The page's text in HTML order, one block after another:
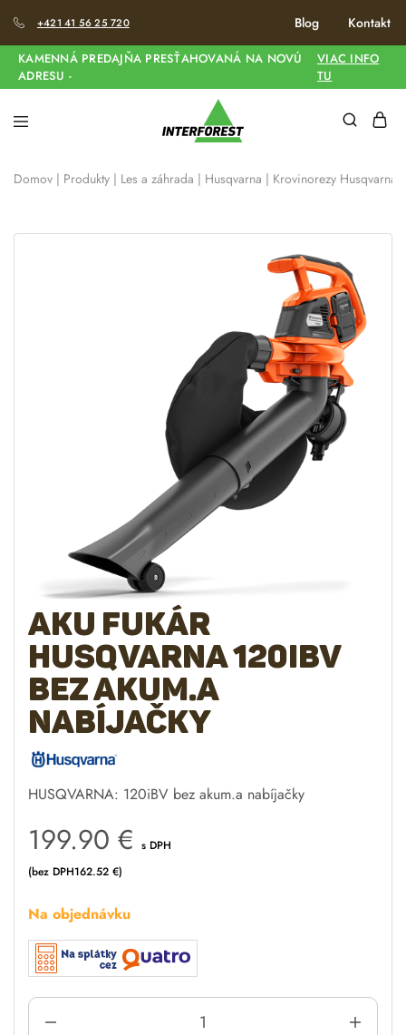
+421 41 56 25 720 Blog Kontakt
KAMENNÁ PREDAJŇA PRESŤAHOVANÁ NA NOVÚ
ADRESU -
VIAC INFO
TU
Domov | Produkty | Les a záhrada | Husqvarna | Krovinorezy Husqvarna
AKU Fukár
Husqvarna 120iBV
bez akum.a
nabíjačky
HUSQVARNA: 120iBV bez akum.a nabíjačky
199.90 € s DPH
(bez DPH162.52 €)
Na objednávku